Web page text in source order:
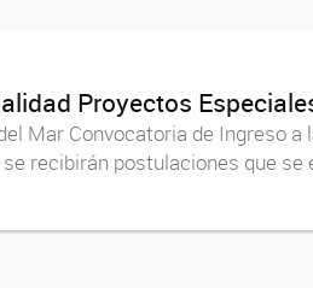
Proyectos
Mar Convocatoria de Ingreso
recibirán postulaciones que